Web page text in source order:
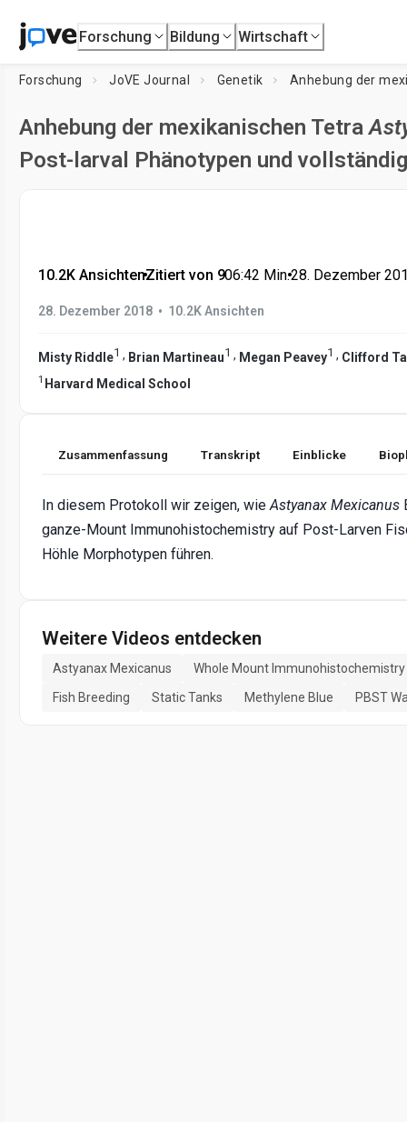
Forschung Bildung Wirtschaft
Forschung JoVE Journal Genetik Anhebung der
Anhebung der mexikanischen Tetra
Post-larval Phänotypen und
10.2K Ansichten•Zitiert von 9•06:42 Min.•28. Dezember
28. Dezember 2018 • 10.2K Ansichten
Misty Riddle1 , Brian Martineau1 , Megan Peavey1 , Clifford
1 Harvard Medical School
Zusammenfassung Transkript Einblicke
In diesem Protokoll wir zeigen, wieAstyanax Mexicanus
ganze-Mount Immunohistochemistry auf Post-Larven
Höhle Morphotypen führen.
Weitere Videos entdecken
Astyanax Mexicanus
Whole Mount Immunohistochemistry
Fish Breeding
Static Tanks Methylene Blue PBST